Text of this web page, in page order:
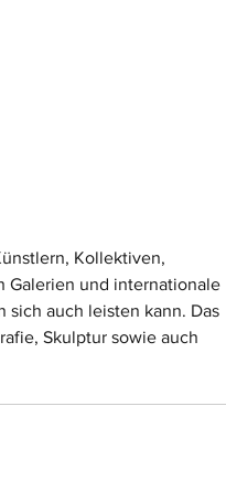
Kollektiven,
Galerien und internationale
sich auch leisten kann. Das
Skulptur sowie auch